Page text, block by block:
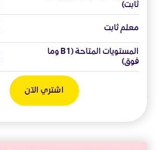
ثابت)
معلم ثابت
المستويات المتاحة (B1 وما
فوق)
اشتري الآن